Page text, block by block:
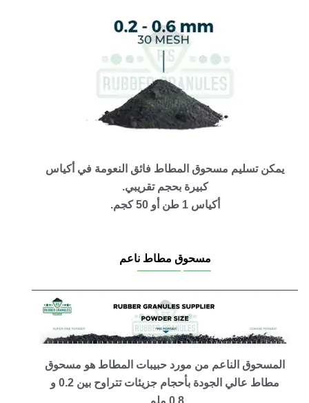
يمكن تسليم مسحوق المطاط فائق النعومة في أكياس
كبيرة بحجم تقريبي.
أكياس 1 طن أو 50 كجم.
مسحوق مطاط ناعم
المسحوق الناعم من مورد حبيبات المطاط هو مسحوق
مطاط عالي الجودة بأحجام جزيئات تتراوح بين 0.2 و
0.8 ملم.